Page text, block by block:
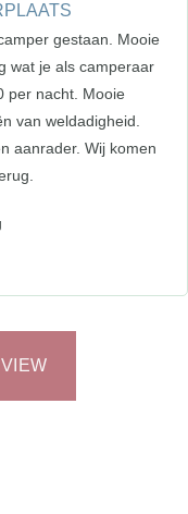
gestaan. Mooie
wat je als camperaar
per nacht. Mooie
van weldadigheid.
aanrader. Wij komen